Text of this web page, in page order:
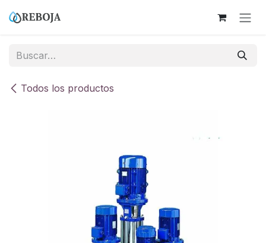
Todos los productos